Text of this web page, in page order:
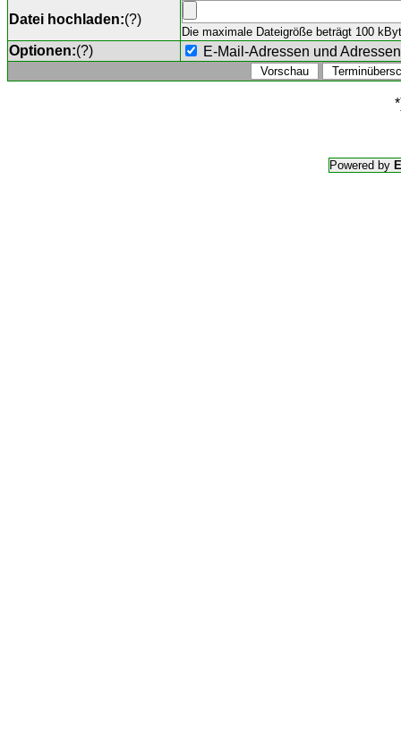
Datei hochladen:(?)
Die maximale Dateigröße beträgt 100
Optionen:(?) E-Mail-Adressen und
Powered by